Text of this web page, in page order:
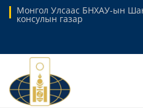
Монгол Улсаас БНХАУ-ын
консулын газар